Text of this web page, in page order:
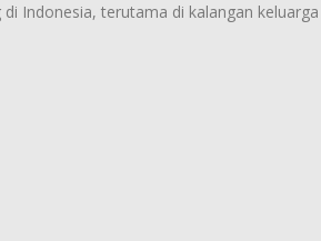
Indonesia, terutama di kalangan